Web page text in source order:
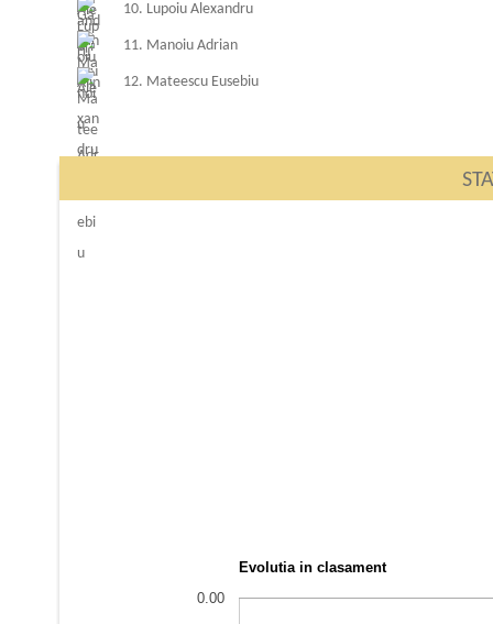
10. Lupoiu Alexandru
11. Manoiu Adrian
12. Mateescu Eusebiu
Evolutia in clasament
0.00